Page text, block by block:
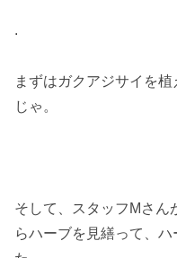
.
まずはガクアジサイを
じゃ。
そして、スタッフMさん
らハーブを見繕って、